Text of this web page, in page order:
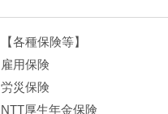
【各種保険等】
雇用保険
労災保険
NTT厚生年金保険